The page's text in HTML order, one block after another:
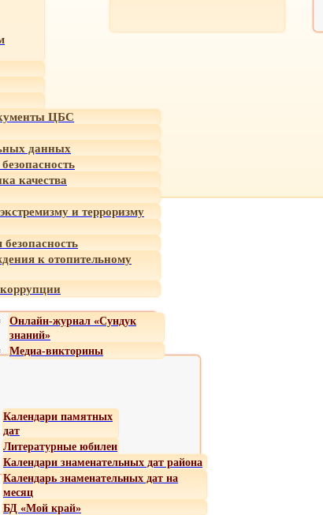
ЦБС
данных
качества
и терроризму
к отопительному
Онлайн-журнал «Сундук
знаний»
Медиа-викторины
Календари памятных
дат
Литературные юбилеи
Календари знаменательных дат района
Календарь знаменательных дат на
месяц
БД «Мой край»